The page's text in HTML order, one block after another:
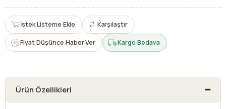
İstek Listeme Ekle Karşılaştır
Fiyat Düşünce Haber Ver Kargo Bedava
Ürün Özellikleri